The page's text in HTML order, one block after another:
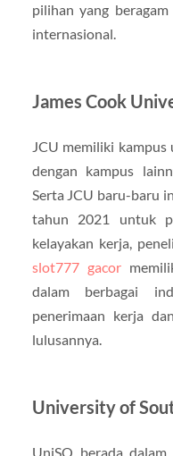
pilihan yang
internasional.
James Cook
JCU memiliki kampus
dengan kampus
Serta JCU baru-baru
tahun 2021 untuk
kelayakan kerja,
slot777 gacor
dalam berbagai
penerimaan kerja
lulusannya.
University of
UniSQ berada